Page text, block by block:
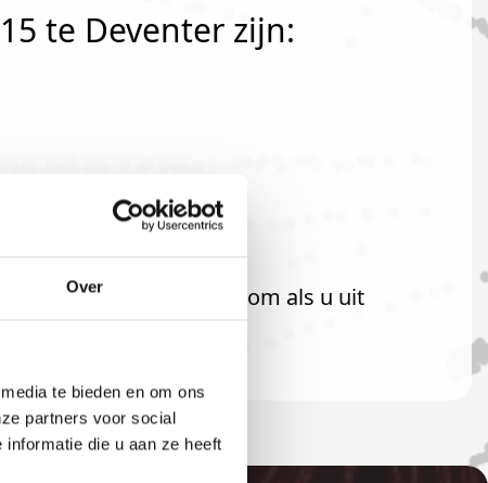
Over
te bieden en om ons
partners voor social
die u aan ze heeft
te Deventer zijn:
bent uiteraard ook welkom als u uit